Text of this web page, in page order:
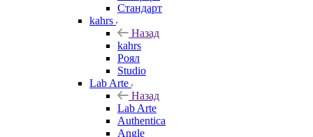
Стандарт
kahrs
Назад
kahrs
Роял
Studio
Lab Arte
Назад
Lab Arte
Authentica
Angle